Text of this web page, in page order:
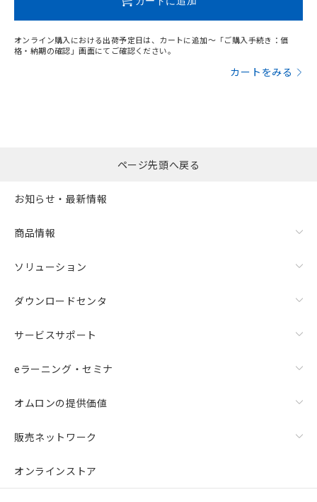
オンライン購入における出荷予定日は、カートに追加～「ご購入手続き：価
格・納期の確認」画面にてご確認ください。
カートをみる
ページ先頭へ戻る
お知らせ・最新情報
商品情報
ソリューション
ダウンロードセンタ
サービスサポート
eラーニング・セミナ
オムロンの提供価値
販売ネットワーク
オンラインストア